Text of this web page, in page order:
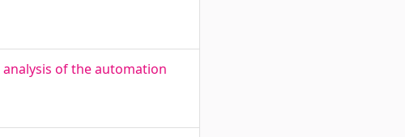
of the automation